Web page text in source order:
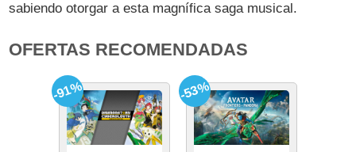
sabiendo otorgar a esta magnífica saga musical.
OFERTAS RECOMENDADAS
-91% -53%